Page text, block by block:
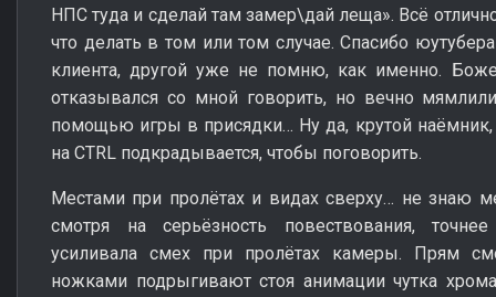
НПС туда и сделай там замер\дай леща». Всё
что делать в том или том случае. Спасибо
клиента, другой уже не помню, как именно.
отказывался со мной говорить, но вечно
помощью игры в присядки… Ну да, крутой
на CTRL подкрадывается, чтобы поговорить.
Местами при пролётах и видах сверху… не знаю
смотря на серьёзность повествования,
усиливала смех при пролётах камеры. Прям
ножками подрыгивают стоя анимации чутка